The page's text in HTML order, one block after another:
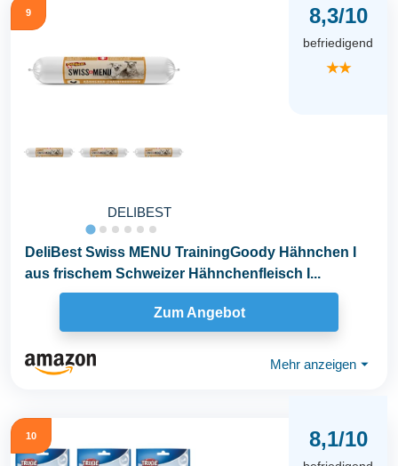
9
DELIBEST
8,3/10
befriedigend
★★
DeliBest Swiss MENU TrainingGoody Hähnchen I
aus frischem Schweizer Hähnchenfleisch I...
Zum Angebot
Mehr anzeigen ⏷
10 8,1/10